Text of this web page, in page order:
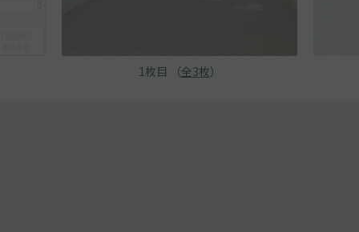
1 枚目 （全3枚）